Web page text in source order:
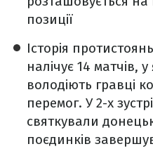
позиції
Історія
налічує 14 матчів,
володіють гравці
перемог. У 2-х
святкували
поєдинків